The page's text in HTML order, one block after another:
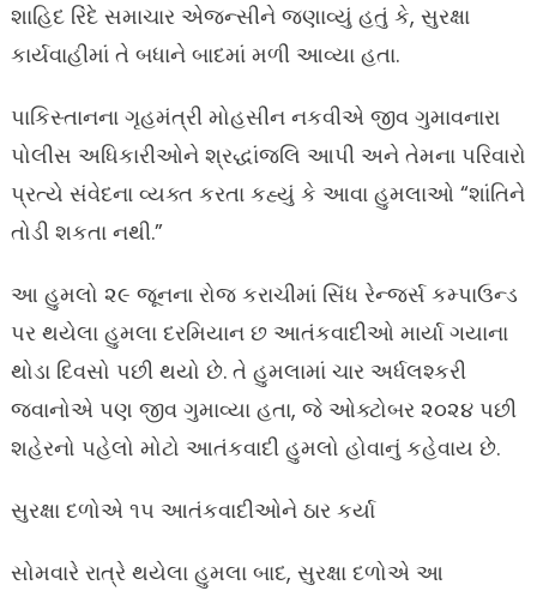
શાહિદ રિંદે સમાચાર એજન્સીને જણાવ્યું હતું કે, સુરક્ષા
કાર્યવાહીમાં તે બધાને બાદમાં મળી આવ્યા હતા.
પાકિસ્તાનના ગૃહમંત્રી મોહસીન નકવીએ જીવ ગુમાવનારા
પોલીસ અધિકારીઓને શ્રદ્ધાંજલિ આપી અને તેમના પરિવારો
પ્રત્યે સંવેદના વ્યક્ત કરતા કહ્યું કે આવા હુમલાઓ “શાંતિને
તોડી શકતા નથી.”
આ હુમલો ૨૯ જૂનના રોજ કરાચીમાં સિંધ રેન્જર્સ કમ્પાઉન્ડ
પર થયેલા હુમલા દરમિયાન છ આતંકવાદીઓ માર્યા ગયાના
થોડા દિવસો પછી થયો છે. તે હુમલામાં ચાર અર્ધલશ્કરી
જવાનોએ પણ જીવ ગુમાવ્યા હતા, જે ઓક્ટોબર ૨૦૨૪ પછી
શહેરનો પહેલો મોટો આતંકવાદી હુમલો હોવાનું કહેવાય છે.
સુરક્ષા દળોએ ૧૫ આતંકવાદીઓને ઠાર કર્યા
સોમવારે રાત્રે થયેલા હુમલા બાદ, સુરક્ષા દળોએ આ